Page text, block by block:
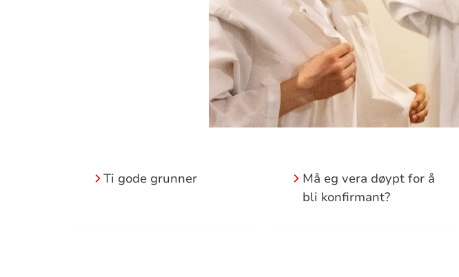
Ti gode grunner
Må eg vera døypt for å
bli konfirmant?